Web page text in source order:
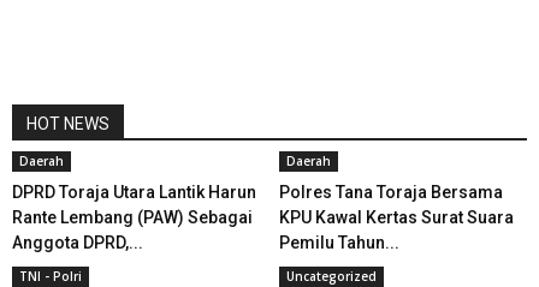
HOT NEWS
Daerah
DPRD Toraja Utara Lantik Harun
Rante Lembang (PAW) Sebagai
Anggota DPRD,...
Daerah
Polres Tana Toraja Bersama
KPU Kawal Kertas Surat Suara
Pemilu Tahun...
TNI - Polri Uncategorized